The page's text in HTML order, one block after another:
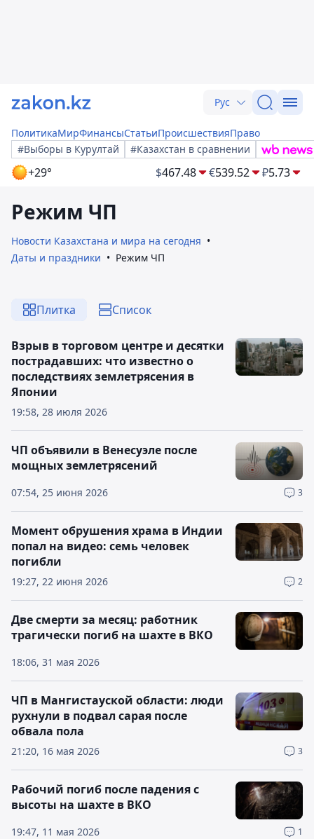
Рус
ПолитикаМирФинансыСтатьиПроисшествияПраво
#Выборы в Курултай
#Казахстан в сравнении
+29° $467.48 €539.52 ₽5.73
Режим ЧП
Новости Казахстана и мира на сегодня
Даты и праздники
Режим ЧП
Плитка Список
19:58, 28 июля 2026
Взрыв в торговом центре и десятки
пострадавших: что известно о
последствиях землетрясения в
Японии
07:54, 25 июня 2026 3
ЧП объявили в Венесуэле после
мощных землетрясений
19:27, 22 июня 2026 2
Момент обрушения храма в Индии
попал на видео: семь человек
погибли
18:06, 31 мая 2026
Две смерти за месяц: работник
трагически погиб на шахте в ВКО
21:20, 16 мая 2026 3
ЧП в Мангистауской области: люди
рухнули в подвал сарая после
обвала пола
19:47, 11 мая 2026 1
Рабочий погиб после падения с
высоты на шахте в ВКО